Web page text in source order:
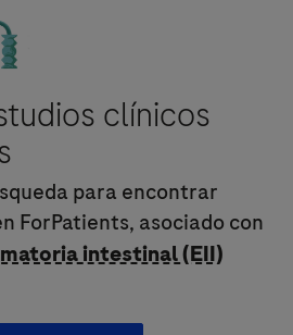
clínicos
para encontrar
ForPatients, asociado con
intestinal (EII)